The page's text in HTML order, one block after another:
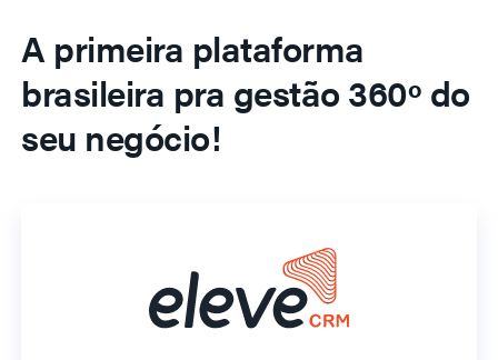
A primeira plataforma
brasileira pra gestão 360º do
seu negócio!